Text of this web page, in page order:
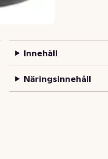
Innehåll
Näringsinnehåll